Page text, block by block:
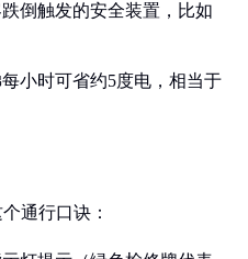
跌倒触发的安全装置，比如
每小时可省约5度电，相当于
通行口诀：